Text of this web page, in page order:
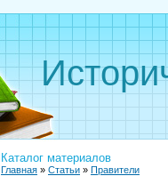
Каталог материалов
Главная » Статьи » Правители